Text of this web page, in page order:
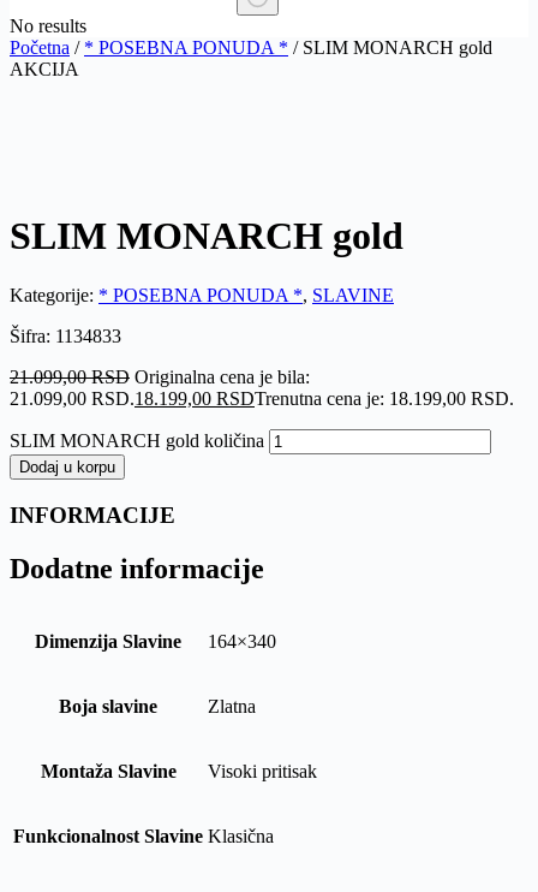
No results
Početna / * POSEBNA PONUDA * / SLIM MONARCH gold
AKCIJA
SLIM MONARCH gold
Kategorije: * POSEBNA PONUDA *, SLAVINE
Šifra: 1134833
21.099,00RSD Originalna cena je bila:
21.099,00 RSD.18.199,00 RSDTrenutna cena je: 18.199,00 RSD.
SLIM MONARCH gold količina
Dodaj u korpu
INFORMACIJE
Dodatne informacije
Dimenzija Slavine 164×340
Boja slavine Zlatna
Montaža Slavine Visoki pritisak
Funkcionalnost Slavine Klasična